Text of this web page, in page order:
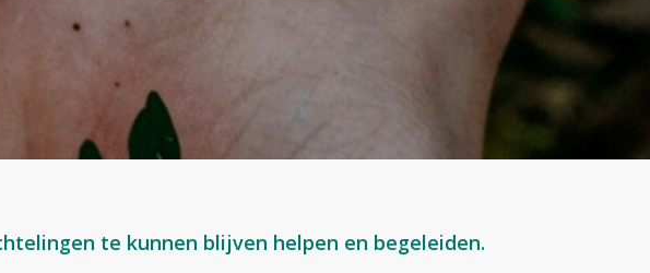
te kunnen blijven helpen en begeleiden.